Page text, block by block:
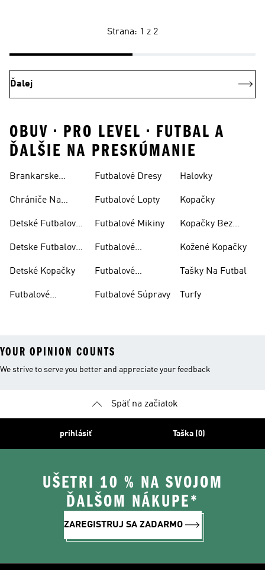
Strana: 1 z 2
Ďalej
OBUV • PRO LEVEL • FUTBAL A
ĎALŠIE NA PRESKÚMANIE
Brankarske
Chrániče Na
Detské Futbalové
Detske Futbalové
Detské Kopačky
Futbalové
Futbalové Dresy
Futbalové Lopty
Futbalové Mikiny
Futbalové
Futbalové
Futbalové Súpravy
Halovky
Kopačky
Kopačky Bez
Kožené Kopačky
Tašky Na Futbal
Turfy
YOUR OPINION COUNTS
We strive to serve you better and appreciate your feedback
Späť na začiatok
prihlásiť Taška (0)
UŠETRI 10 % NA SVOJOM
ĎALŠOM NÁKUPE*
ZAREGISTRUJ SA ZADARMO